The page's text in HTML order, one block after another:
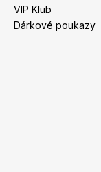
VIP Klub
Dárkové poukazy